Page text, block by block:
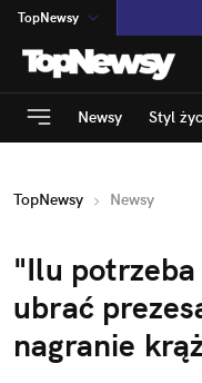
TopNewsy
na:Temat
INN:Poland
ASZ:dziennik
dad:HERO
Newsy Styl
TopNewsy Newsy
"Ilu potrzeba
ubrać
nagranie